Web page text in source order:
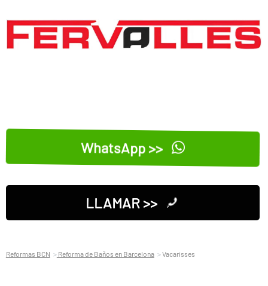
WhatsApp >>
LLAMAR >>
Reformas BCN Reforma de Baños en Barcelona Vacarisses